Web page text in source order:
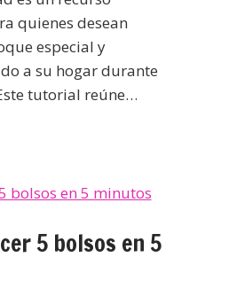
quienes desean
especial y
a su hogar durante
tutorial reúne…
5 bolsos en 5